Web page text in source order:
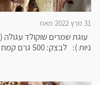
31 מרץ 2022 מאת
ניות ): לבצק: 500 גרם קמח 25 גרם שמרים טריים 7...